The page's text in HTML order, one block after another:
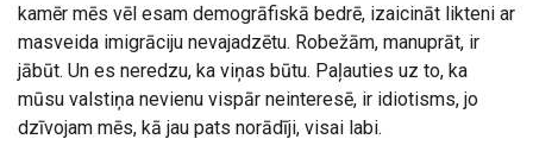
kamēr mēs vēl esam demogrāfiskā bedrē, izaicināt likteni ar
masveida imigrāciju nevajadzētu. Robežām, manuprāt, ir
jābūt. Un es neredzu, ka viņas būtu. Paļauties uz to, ka
mūsu valstiņa nevienu vispār neinteresē, ir idiotisms, jo
dzīvojam mēs, kā jau pats norādīji, visai labi.